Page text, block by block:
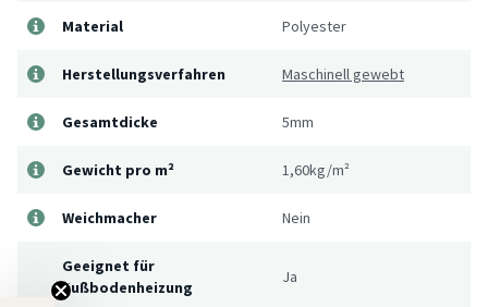
Material Polyester
Herstellungsverfahren Maschinell gewebt
Gesamtdicke 5mm
Gewicht pro m² 1,60kg/m²
Weichmacher Nein
Geeignet für
Fußbodenheizung
Ja